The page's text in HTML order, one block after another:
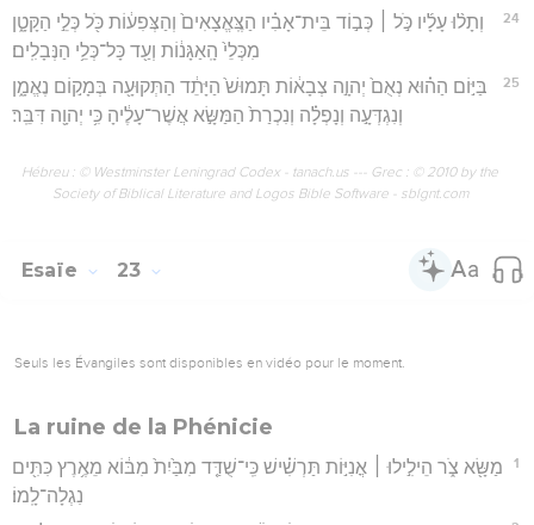
24
וְתָל֨וּ עָלָ֜יו כֹּ֣ל ׀ כְּב֣וֹד בֵּית־אָבִ֗יו הַצֶּֽאֱצָאִים֙ וְהַצְּפִע֔וֹת כֹּ֖ל כְּלֵ֣י הַקָּטָ֑ן
מִכְּלֵי֙ הָֽאַגָּנ֔וֹת וְעַ֖ד כָּל־כְּלֵ֥י הַנְּבָלִֽים׃
25
בַּיּ֣וֹם הַה֗וּא נְאֻם֙ יְהוָ֣ה צְבָא֔וֹת תָּמוּשׁ֙ הַיָּתֵ֔ד הַתְּקוּעָ֖ה בְּמָק֣וֹם נֶאֱמָ֑ן
וְנִגְדְּעָ֣ה וְנָפְלָ֗ה וְנִכְרַת֙ הַמַּשָּׂ֣א אֲשֶׁר־עָלֶ֔יהָ כִּ֥י יְהוָ֖ה דִּבֵּֽר׃
Hébreu : © Westminster Leningrad Codex - tanach.us --- Grec : © 2010 by the
Society of Biblical Literature and Logos Bible Software - sblgnt.com
Esaïe 23
Seuls les Évangiles sont disponibles en vidéo pour le moment.
La ruine de la Phénicie
1
מַשָּׂ֖א צֹ֑ר הֵילִ֣ילוּ ׀ אֳנִיּ֣וֹת תַּרְשִׁ֗ישׁ כִּֽי־שֻׁדַּ֤ד מִבַּ֙יִת֙ מִבּ֔וֹא מֵאֶ֥רֶץ כִּתִּ֖ים
נִגְלָה־לָֽמוֹ׃